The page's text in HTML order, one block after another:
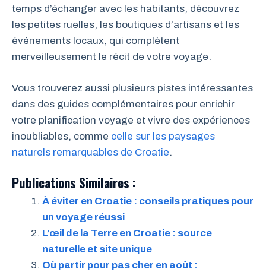
temps d’échanger avec les habitants, découvrez
les petites ruelles, les boutiques d’artisans et les
événements locaux, qui complètent
merveilleusement le récit de votre voyage.
Vous trouverez aussi plusieurs pistes intéressantes
dans des guides complémentaires pour enrichir
votre planification voyage et vivre des expériences
inoubliables, comme celle sur les paysages
naturels remarquables de Croatie.
Publications Similaires :
À éviter en Croatie : conseils pratiques pour
un voyage réussi
L’œil de la Terre en Croatie : source
naturelle et site unique
Où partir pour pas cher en août :